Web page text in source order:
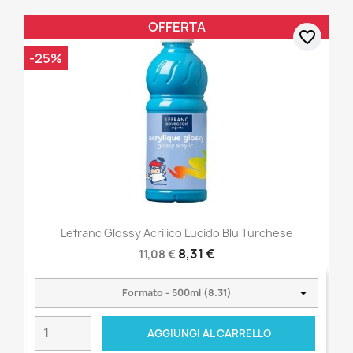
Lefranc Glossy Acrilico Lucido Blu Turchese
11,08 € 8,31 €
AGGIUNGI AL CARRELLO
OFFERTA
-25%
favorite_border